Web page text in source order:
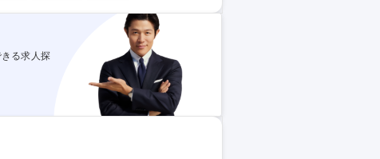
づき「クリエイティブの力で売上を最大化す
】S
る求人探